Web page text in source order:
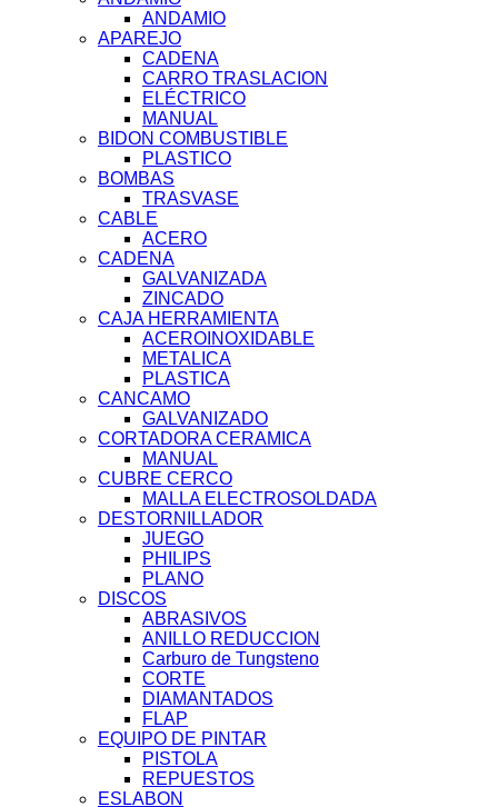
ANDAMIO
APAREJO
CADENA
CARRO TRASLACION
ELÉCTRICO
MANUAL
BIDON COMBUSTIBLE
PLASTICO
BOMBAS
TRASVASE
CABLE
ACERO
CADENA
GALVANIZADA
ZINCADO
CAJA HERRAMIENTA
ACEROINOXIDABLE
METALICA
PLASTICA
CANCAMO
GALVANIZADO
CORTADORA CERAMICA
MANUAL
CUBRE CERCO
MALLA ELECTROSOLDADA
DESTORNILLADOR
JUEGO
PHILIPS
PLANO
DISCOS
ABRASIVOS
ANILLO REDUCCION
Carburo de Tungsteno
CORTE
DIAMANTADOS
FLAP
EQUIPO DE PINTAR
PISTOLA
REPUESTOS
ESLABON